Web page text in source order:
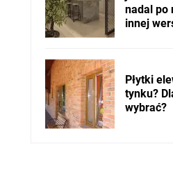
nadal po
innej
Płytki
tynku?
wybrać?